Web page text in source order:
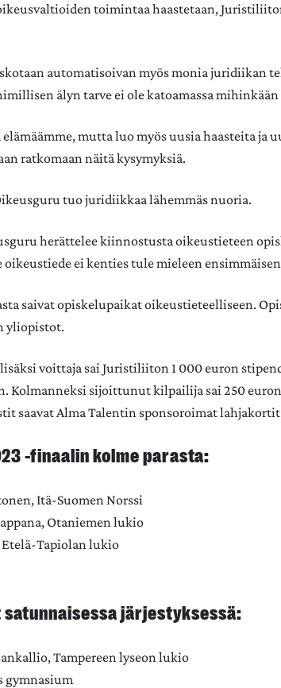
toimintaa haastetaan,
automatisoivan myös monia juridiikan
älyn tarve ei ole katoamassa
mutta luo myös uusia haasteita ja
ratkomaan näitä kysymyksiä.
tuo juridiikkaa lähemmäs nuoria.
herättelee kiinnostusta oikeustieteen
ei kenties tule mieleen
saivat opiskelupaikat oikeustieteelliseen.
yliopistot.
voittaja sai Juristiliiton 1 000 euron
Kolmanneksi sijoittunut kilpailija sai 250
saavat Alma Talentin sponsoroimat
-finaalin kolme parasta:
Itä-Suomen Norssi
Otaniemen lukio
Tapiolan lukio
järjestyksessä:
Tampereen lyseon lukio
gymnasium